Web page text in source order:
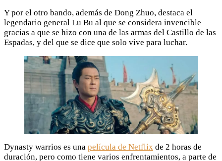
Y por el otro bando, además de Dong Zhuo, destaca el
legendario general Lu Bu al que se considera invencible
gracias a que se hizo con una de las armas del Castillo de las
Espadas, y del que se dice que solo vive para luchar.
Dynasty warrios es una película de Netflix de 2 horas de
duración, pero como tiene varios enfrentamientos, a parte de